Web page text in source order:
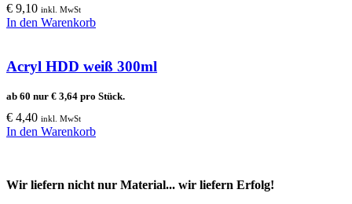
€ 9,10 inkl. MwSt
In den Warenkorb
Acryl HDD weiß 300ml
ab 60 nur € 3,64 pro Stück.
€ 4,40 inkl. MwSt
In den Warenkorb
Wir liefern nicht nur Material... wir liefern Erfolg!